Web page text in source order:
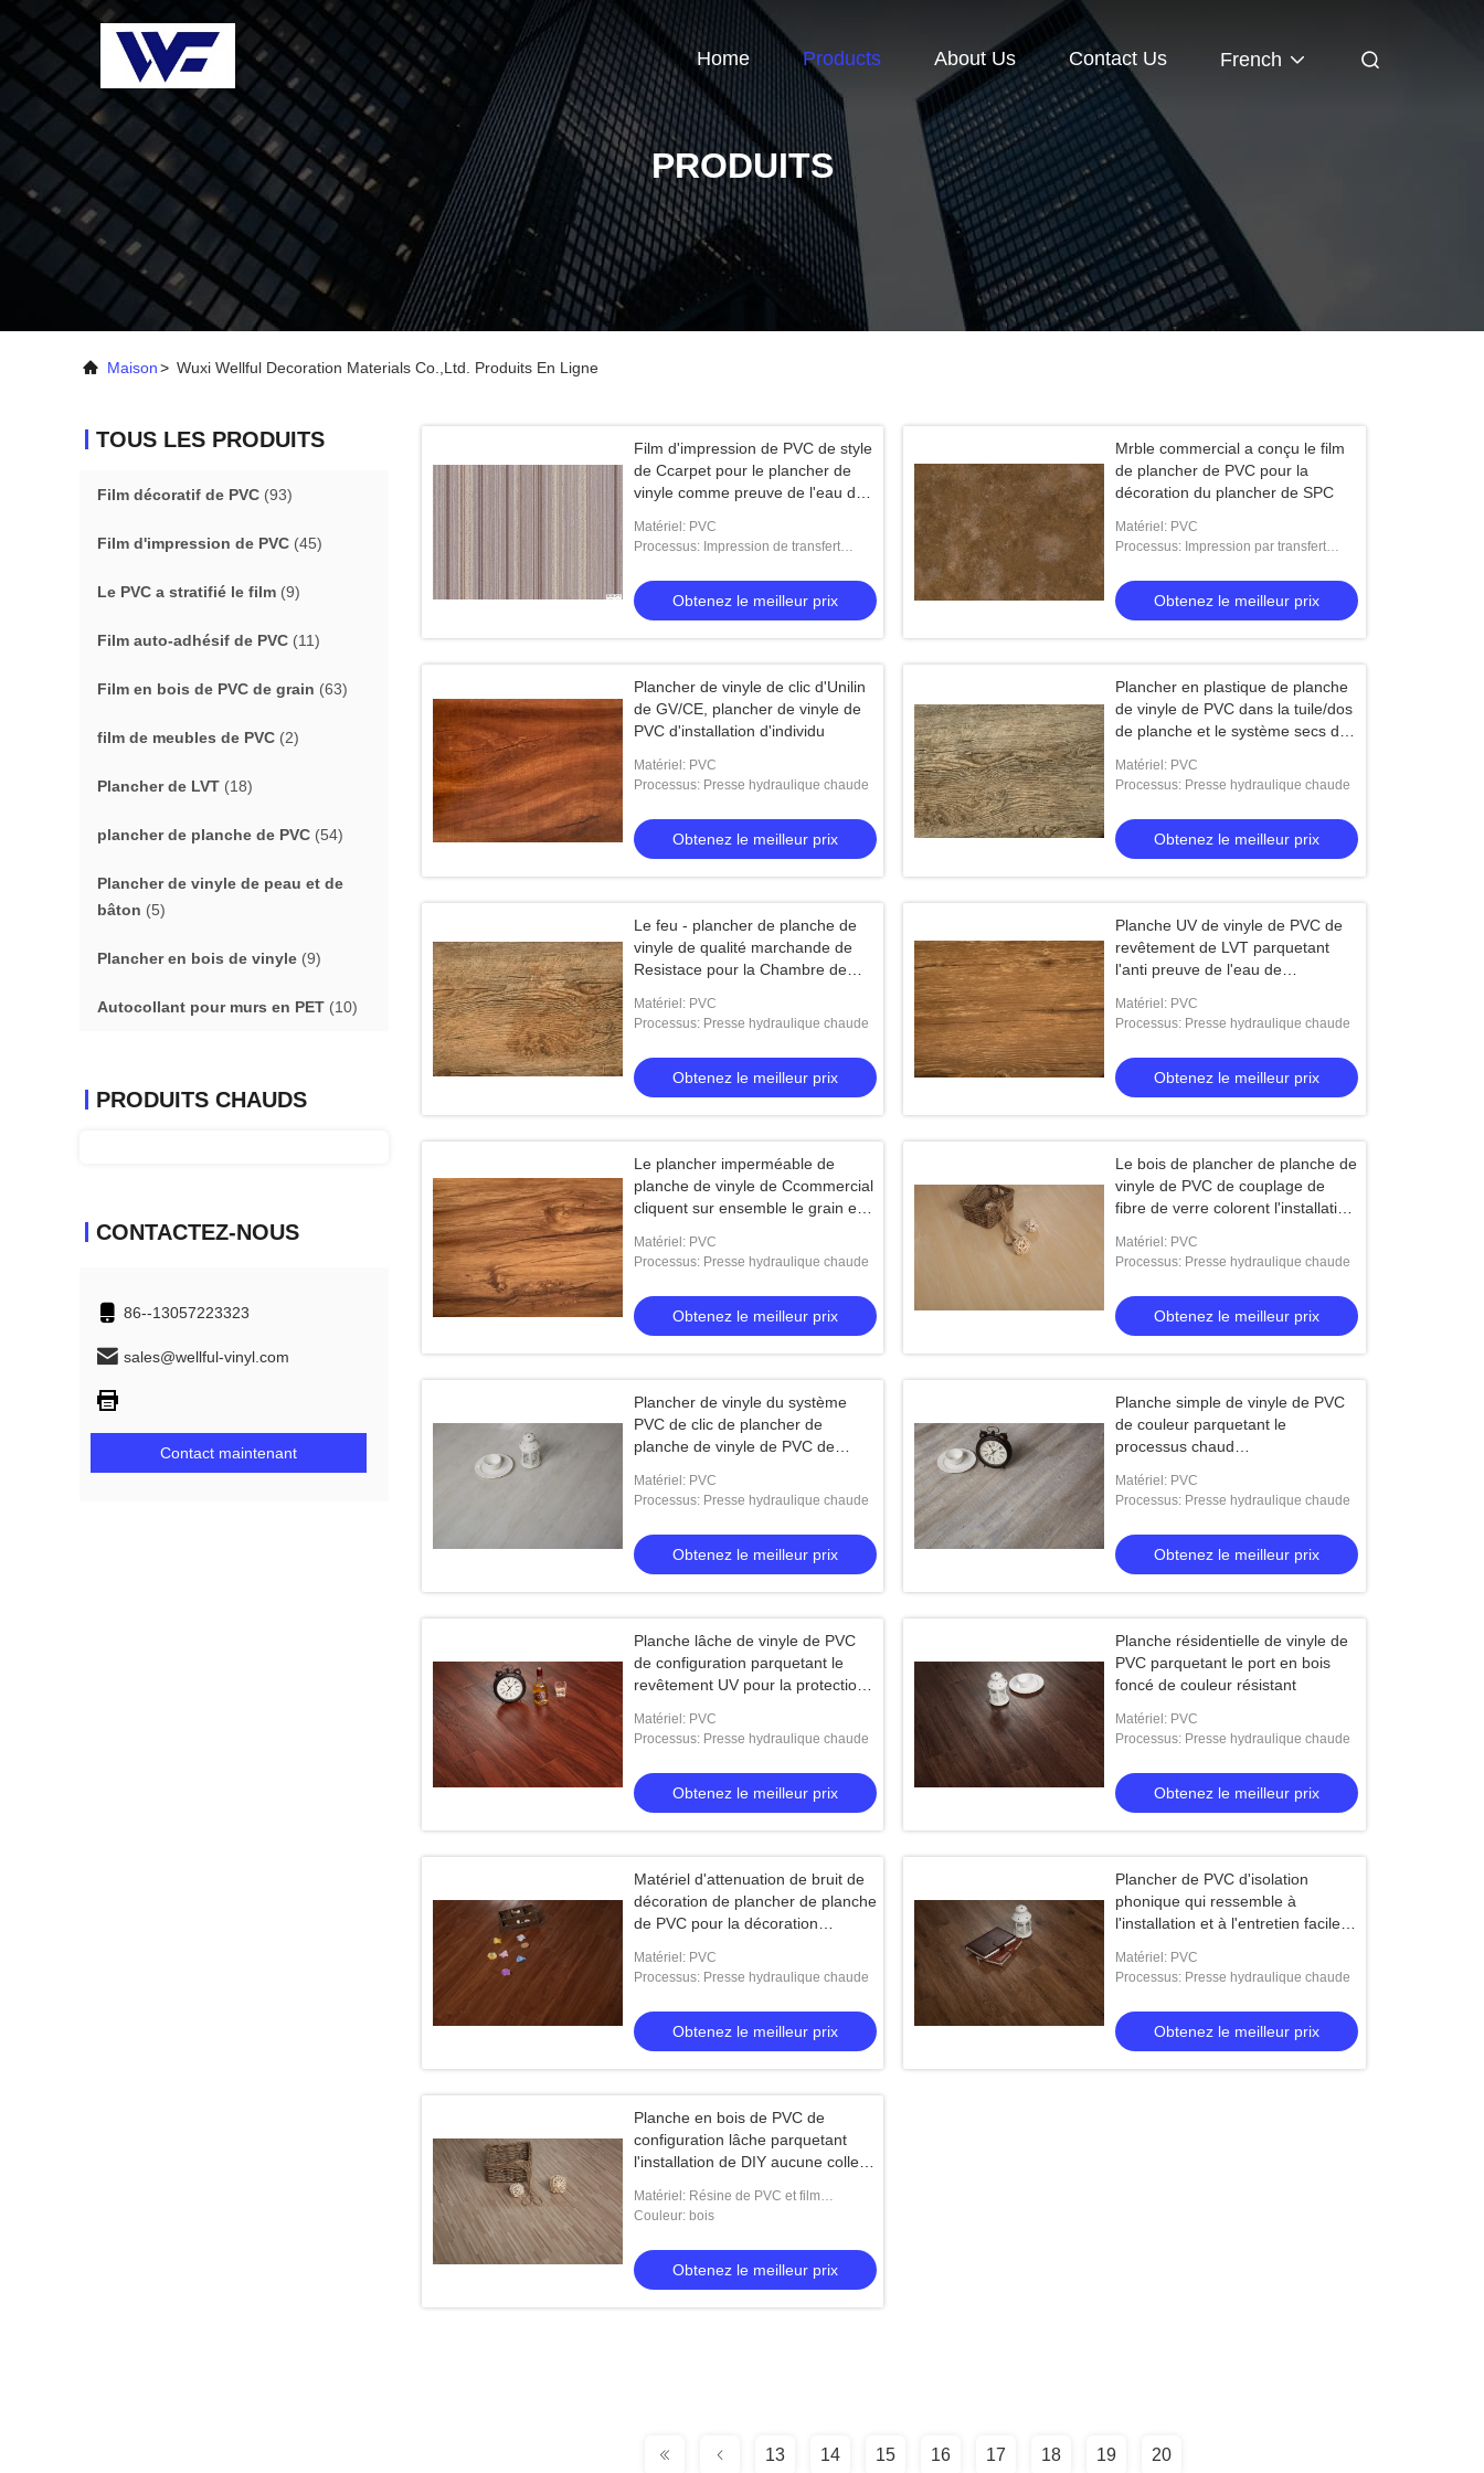
Home Products About Us Contact Us French
PRODUITS
Maison> Wuxi Wellful Decoration Materials Co.,Ltd. Produits En Ligne
TOUS LES PRODUITS
Film décoratif de PVC (93)
Film d'impression de PVC (45)
Le PVC a stratifié le film (9)
Film auto-adhésif de PVC (11)
Film en bois de PVC de grain (63)
film de meubles de PVC (2)
Plancher de LVT (18)
plancher de planche de PVC (54)
Plancher de vinyle de peau et de
bâton (5)
Plancher en bois de vinyle (9)
Autocollant pour murs en PET (10)
PRODUITS CHAUDS
CONTACTEZ-NOUS
86--13057223323
sales@wellful-vinyl.com
Contact maintenant
Film d'impression de PVC de style
de Ccarpet pour le plancher de
vinyle comme preuve de l'eau de
Matériel: PVC
Processus: Impression de transfert
Obtenez le meilleur prix
Mrble commercial a conçu le film
de plancher de PVC pour la
décoration du plancher de SPC
Matériel: PVC
Processus: Impression par transfert
Obtenez le meilleur prix
Plancher de vinyle de clic d'Unilin
de GV/CE, plancher de vinyle de
PVC d'installation d'individu
Matériel: PVC
Processus: Presse hydraulique chaude
Obtenez le meilleur prix
Plancher en plastique de planche
de vinyle de PVC dans la tuile/dos
de planche et le système secs de
Matériel: PVC
Processus: Presse hydraulique chaude
Obtenez le meilleur prix
Le feu - plancher de planche de
vinyle de qualité marchande de
Resistace pour la Chambre de
Matériel: PVC
Processus: Presse hydraulique chaude
Obtenez le meilleur prix
Planche UV de vinyle de PVC de
revêtement de LVT parquetant
l'anti preuve de l'eau de
Matériel: PVC
Processus: Presse hydraulique chaude
Obtenez le meilleur prix
Le plancher imperméable de
planche de vinyle de Ccommercial
cliquent sur ensemble le grain en
Matériel: PVC
Processus: Presse hydraulique chaude
Obtenez le meilleur prix
Le bois de plancher de planche de
vinyle de PVC de couplage de
fibre de verre colorent l'installation
Matériel: PVC
Processus: Presse hydraulique chaude
Obtenez le meilleur prix
Plancher de vinyle du système
PVC de clic de plancher de
planche de vinyle de PVC de
décoration de plancher
Matériel: PVC
Processus: Presse hydraulique chaude
Obtenez le meilleur prix
Planche simple de vinyle de PVC
de couleur parquetant le
processus chaud
hydraulique
Matériel: PVC
Processus: Presse hydraulique chaude
Obtenez le meilleur prix
Planche lâche de vinyle de PVC
de configuration parquetant le
revêtement UV pour la protection
Matériel: PVC
Processus: Presse hydraulique chaude
Obtenez le meilleur prix
Planche résidentielle de vinyle de
PVC parquetant le port en bois
foncé de couleur résistant
Matériel: PVC
Processus: Presse hydraulique chaude
Obtenez le meilleur prix
Matériel d'attenuation de bruit de
décoration de plancher de planche
de PVC pour la décoration
Matériel: PVC
Processus: Presse hydraulique chaude
Obtenez le meilleur prix
Plancher de PVC d'isolation
phonique qui ressemble à
l'installation et à l'entretien faciles
Matériel: PVC
Processus: Presse hydraulique chaude
Obtenez le meilleur prix
Planche en bois de PVC de
configuration lâche parquetant
l'installation de DIY aucune colle
Matériel: Résine de PVC et film
décoratif, film transparent de PVC
Couleur: bois
Obtenez le meilleur prix
13 14 15 16 17 18 19 20